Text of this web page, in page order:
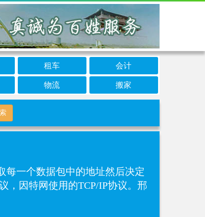
租车 会计
物流 搬家
每一个数据包中的地址然后决定
，因特网使用的TCP/IP协议。邢